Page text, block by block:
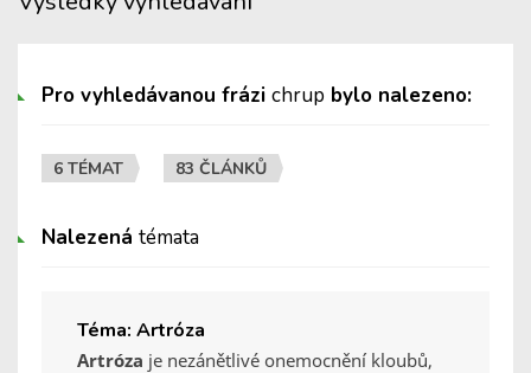
Pro vyhledávanou frázi chrup bylo nalezeno:
6 TÉMAT 83 ČLÁNKŮ
Nalezená témata
Téma: Artróza
Artróza je nezánětlivé onemocnění kloubů,